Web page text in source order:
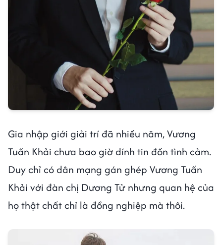
Gia nhập giới giải trí đã nhiều năm, Vương
Tuấn Khải chưa bao giờ dính tin đồn tình cảm.
Duy chỉ có dân mạng gán ghép Vương Tuấn
Khải với đàn chị Dương Tử nhưng quan hệ của
họ thật chất chỉ là đồng nghiệp mà thôi.